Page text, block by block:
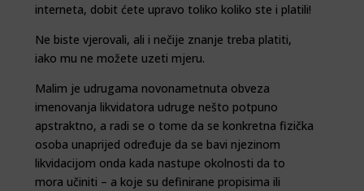
interneta, dobit ćete upravo toliko koliko ste i platili!
Ne biste vjerovali, ali i nečije znanje treba platiti,
iako mu ne možete uzeti mjeru.
Malim je udrugama novonametnuta obveza
imenovanja likvidatora udruge nešto potpuno
apstraktno, a radi se o tome da se konkretna fizička
osoba unaprijed određuje da se bavi njezinom
likvidacijom onda kada nastupe okolnosti da to
mora učiniti – a koje su definirane propisima ili